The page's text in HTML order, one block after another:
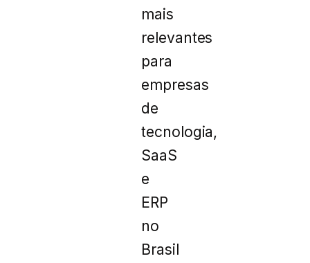
mais
relevantes
para
empresas
de
tecnologia,
SaaS
e
ERP
no
Brasil